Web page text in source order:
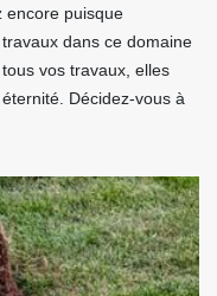
encore puisque
dans ce domaine
vos travaux, elles
Décidez-vous à